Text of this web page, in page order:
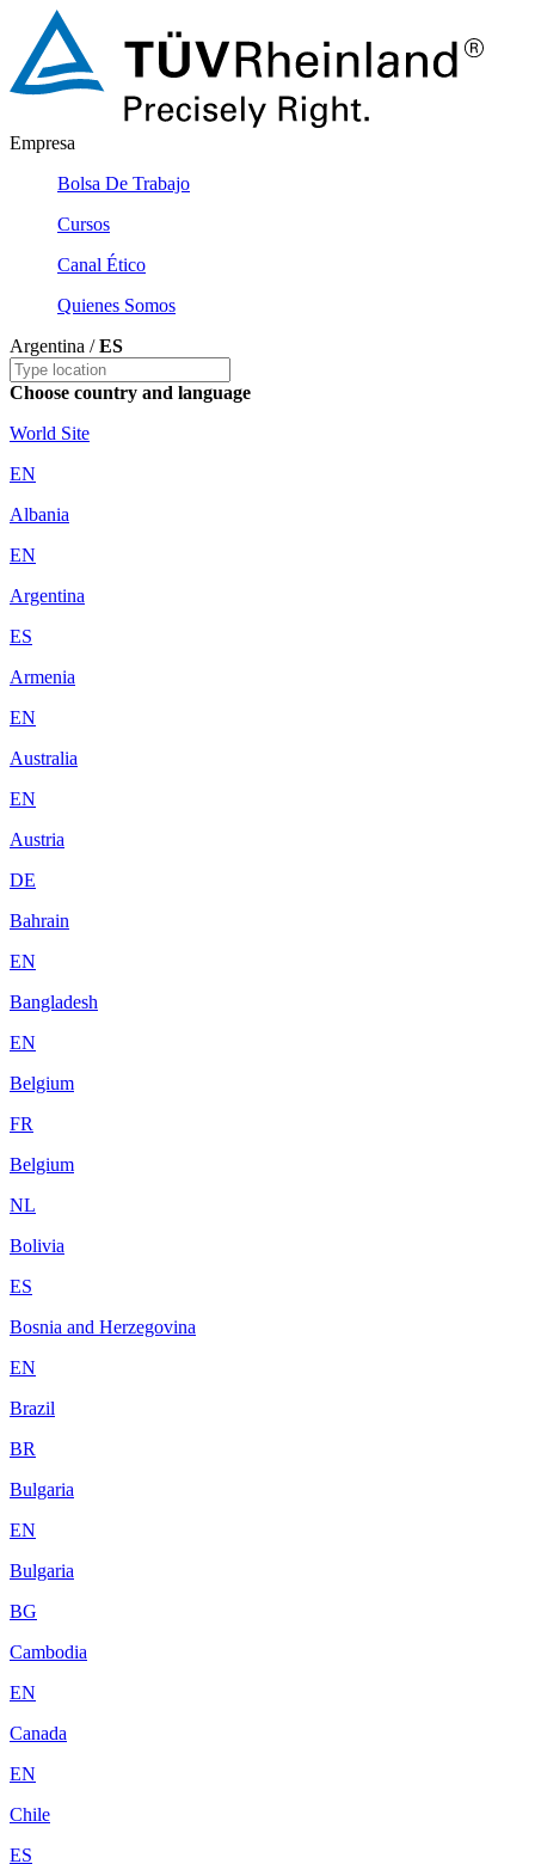
Empresa
Bolsa De Trabajo
Cursos
Canal Ético
Quienes Somos
Argentina /ES
Choose country and language
World Site
EN
Albania
EN
Argentina
ES
Armenia
EN
Australia
EN
Austria
DE
Bahrain
EN
Bangladesh
EN
Belgium
FR
Belgium
NL
Bolivia
ES
Bosnia and Herzegovina
EN
Brazil
BR
Bulgaria
EN
Bulgaria
BG
Cambodia
EN
Canada
EN
Chile
ES